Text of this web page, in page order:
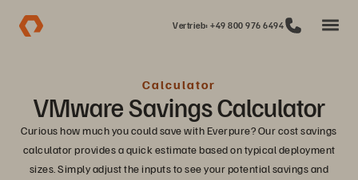
Vertrieb: +49 800 976 6494
Calculator
VMware Savings Calculator
Curious how much you could save with Everpure? Our cost savings
calculator provides a quick estimate based on typical deployment
sizes. Simply adjust the inputs to see your potential savings and